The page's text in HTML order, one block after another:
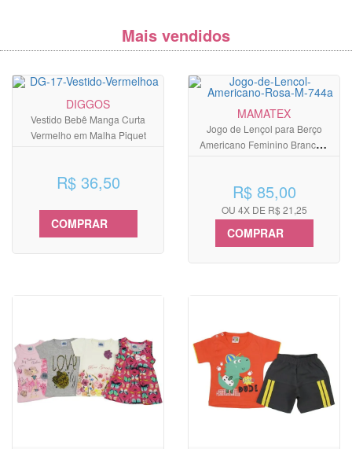
Mais vendidos
DIGGOS
Vestido Bebê Manga Curta
Vermelho em Malha Piquet
R$ 36,50
COMPRAR
MAMATEX
Jogo de Lençol para Berço
Americano Feminino Branco e
R$ 85,00
OU 4X DE R$ 21,25
COMPRAR